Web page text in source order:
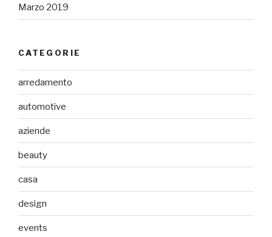
Marzo 2019
CATEGORIE
arredamento
automotive
aziende
beauty
casa
design
events